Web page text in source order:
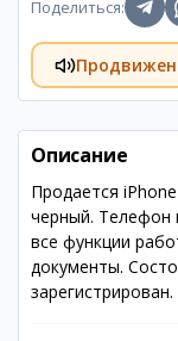
Поделиться:
Описание
Продается
черный. Телефон
все функции
документы.